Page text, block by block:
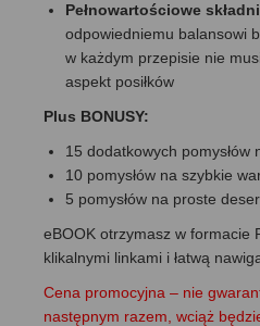
Pełnowartościowe
odpowiedniemu balansowi
w każdym przepisie nie
aspekt posiłków
Plus BONUSY:
15 dodatkowych pomysłów
10 pomysłów na szybkie
5 pomysłów na proste
eBOOK otrzymasz w formacie
klikalnymi linkami i łatwą
Cena promocyjna – nie
następnym razem, wciąż